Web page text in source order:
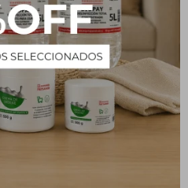
Amoníaco - 22% 1 L
$ 216